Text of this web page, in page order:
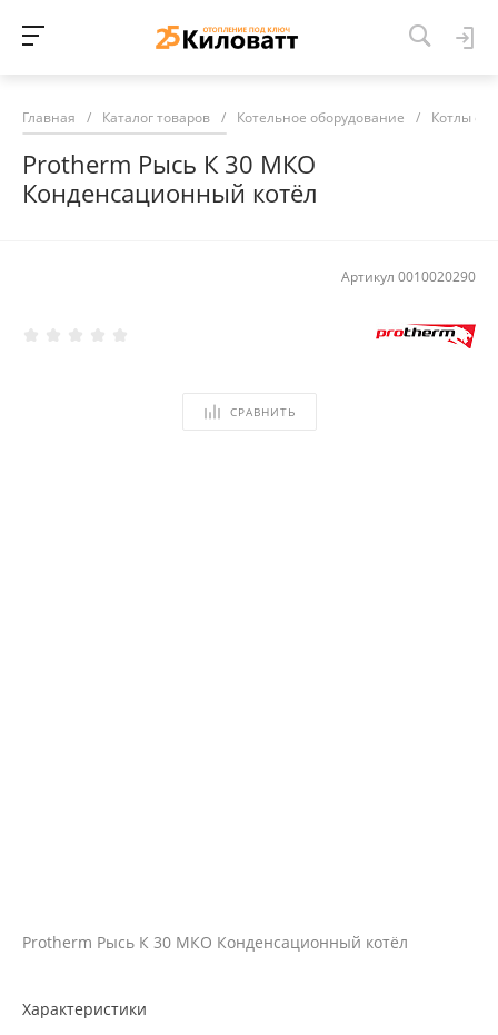
Главная / Каталог товаров / Котельное оборудование / Котлы
Protherm Рысь К 30 МКО
Конденсационный котёл
Артикул 0010020290
СРАВНИТЬ
Protherm Рысь К 30 МКО Конденсационный котёл
Характеристики